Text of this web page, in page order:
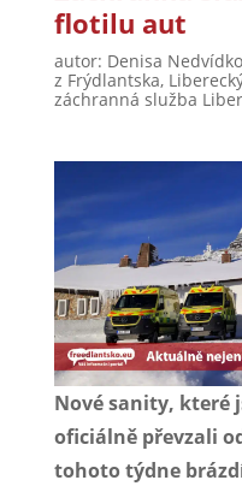
flotilu aut
autor: Denisa
z Frýdlantska,
záchranná služba
Nové sanity, které
oficiálně převzali
tohoto týdne